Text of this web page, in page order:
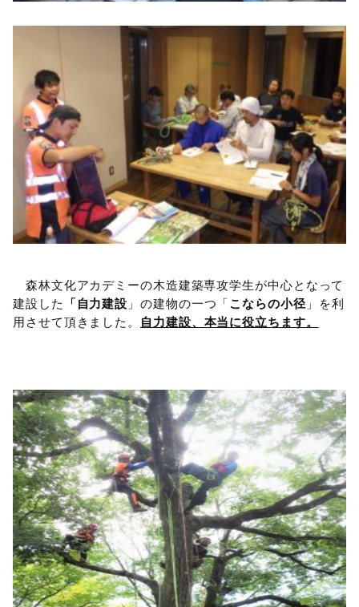
森林文化アカデミーの木造建築専攻学生が中心となって
建設した
「自力建設 」の建物の一つ「こならの小径 」を利
用させて頂きました。
自力建設、本当に役立ちます。